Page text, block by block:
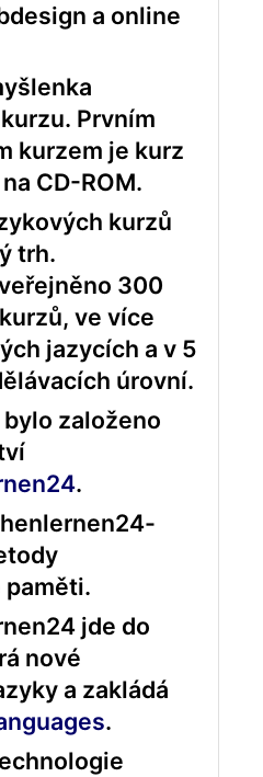
a online
Prvním
kurzem je kurz
CD-ROM.
kurzů
trh.
300
ve více
jazycích a v 5
úrovní.
založeno
.
paměti.
jde do
nové
a zakládá
.